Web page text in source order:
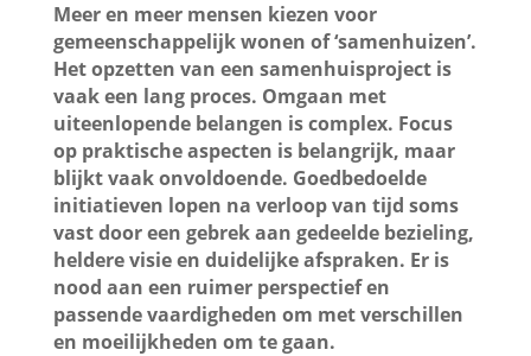
Meer en meer mensen kiezen voor
gemeenschappelijk wonen of ‘samenhuizen’.
Het opzetten van een samenhuisproject is
vaak een lang proces. Omgaan met
uiteenlopende belangen is complex. Focus
op praktische aspecten is belangrijk, maar
blijkt vaak onvoldoende. Goedbedoelde
initiatieven lopen na verloop van tijd soms
vast door een gebrek aan gedeelde bezieling,
heldere visie en duidelijke afspraken. Er is
nood aan een ruimer perspectief en
passende vaardigheden om met verschillen
en moeilijkheden om te gaan.